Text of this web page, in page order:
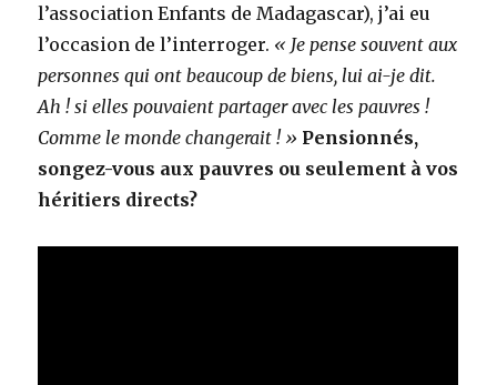
l’association Enfants de Madagascar), j’ai eu
l’occasion de l’interroger. « Je pense souvent aux
personnes qui ont beaucoup de biens, lui ai-je dit.
Ah ! si elles pouvaient partager avec les pauvres !
Comme le monde changerait ! » Pensionnés,
songez-vous aux pauvres ou seulement à vos
héritiers directs?